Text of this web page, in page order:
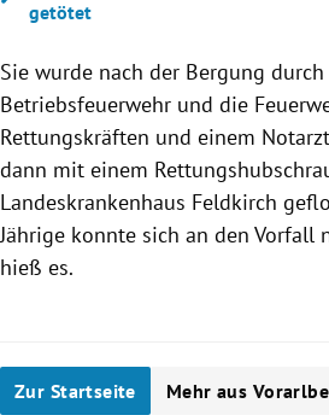
getötet
Sie wurde nach der Bergung
Betriebsfeuerwehr und die
Rettungskräften und einem
dann mit einem
Landeskrankenhaus Feldkirch
Jährige konnte sich an den Vorfall
hieß es.
Zur Startseite Mehr aus